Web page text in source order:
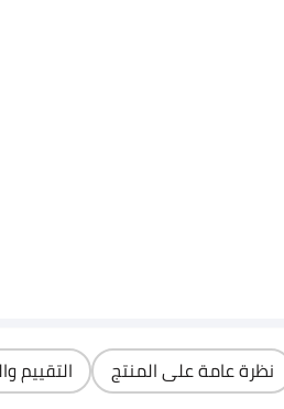
نظرة عامة على المنتج التقييم